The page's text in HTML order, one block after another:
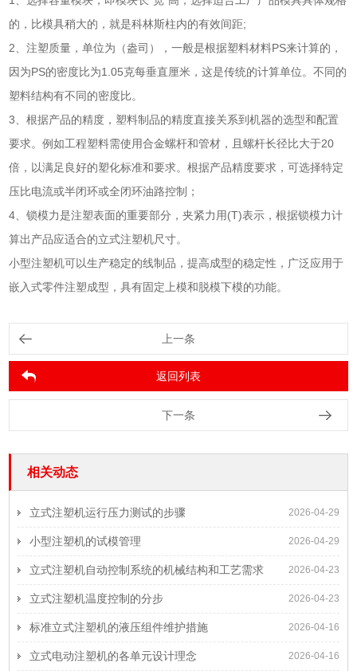
的，比模具稍大的，就是科林斯柱内的有效间距;
2、注塑质量，单位为（盎司），一般是根据塑料材料PS来计算的，
因为PS的密度比为1.05克每垂直厘米，这是传统的计算单位。不同的
塑料结构有不同的密度比。
3、根据产品的精度，塑料制品的精度直接关系到机器的选型和配置
要求。例如工程塑料需使用合金螺杆和管材，且螺杆长径比大于20
倍，以满足良好的塑化标准和要求。根据产品精度要求，可选择特定
压比电流或半闭环或全闭环油路控制；
4、锁模力是注塑表面的重要部分，夹紧力用(T)表示，根据锁模力计
算出产品应适合的立式注塑机尺寸。
小型注塑机可以生产稳定的线制品，提高成型的稳定性，广泛应用于
嵌入式零件注塑成型，具有固定上模和脱模下模的功能。
上一条
返回列表
下一条
相关动态
2026-04-29
立式注塑机运行压力测试的步骤
2026-04-29
小型注塑机的试模管理
2026-04-23
立式注塑机自动控制系统的机械结构和工艺需求
2026-04-23
立式注塑机温度控制的分步
2026-04-16
标准立式注塑机的液压组件维护措施
2026-04-16
立式电动注塑机的各单元设计理念